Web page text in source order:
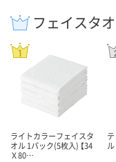
フェイスタ
ライトカラーフェイスタ
オル 1パック(5枚入) 【34
Ｘ80…
ル